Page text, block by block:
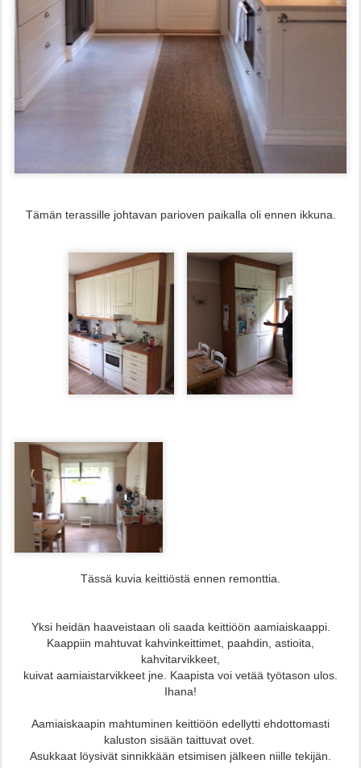
Tämän terassille johtavan parioven paikalla oli ennen ikkuna.
Tässä kuvia keittiöstä ennen remonttia.
Yksi heidän haaveistaan oli saada keittiöön aamiaiskaappi.
Kaappiin mahtuvat kahvinkeittimet, paahdin, astioita,
kahvitarvikkeet,
kuivat aamiaistarvikkeet jne. Kaapista voi vetää työtason ulos.
Ihana!
Aamiaiskaapin mahtuminen keittiöön edellytti ehdottomasti
kaluston sisään taittuvat ovet.
Asukkaat löysivät sinnikkään etsimisen jälkeen niille tekijän.